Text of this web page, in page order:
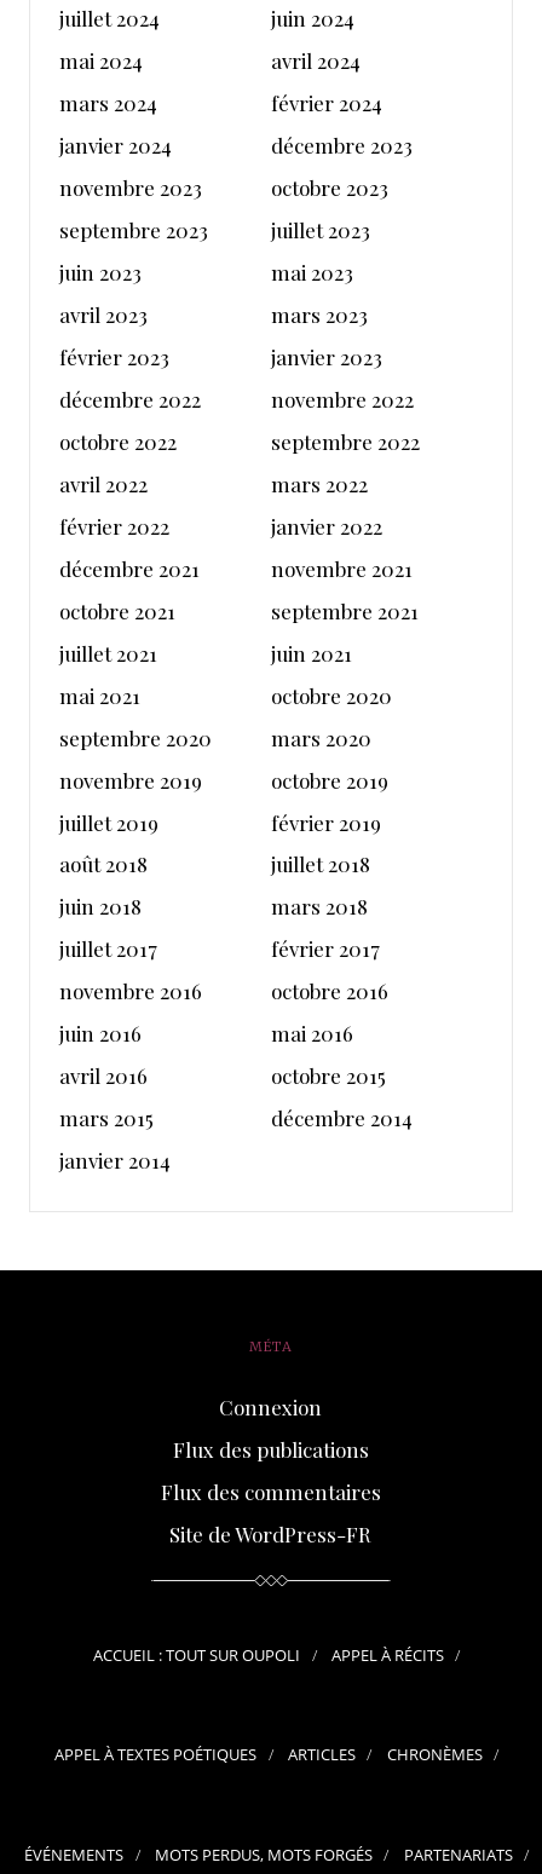
juillet 2024
juin 2024
mai 2024
avril 2024
mars 2024
février 2024
janvier 2024
décembre 2023
novembre 2023
octobre 2023
septembre 2023
juillet 2023
juin 2023
mai 2023
avril 2023
mars 2023
février 2023
janvier 2023
décembre 2022
novembre 2022
octobre 2022
septembre 2022
avril 2022
mars 2022
février 2022
janvier 2022
décembre 2021
novembre 2021
octobre 2021
septembre 2021
juillet 2021
juin 2021
mai 2021
octobre 2020
septembre 2020
mars 2020
novembre 2019
octobre 2019
juillet 2019
février 2019
août 2018
juillet 2018
juin 2018
mars 2018
juillet 2017
février 2017
novembre 2016
octobre 2016
juin 2016
mai 2016
avril 2016
octobre 2015
mars 2015
décembre 2014
janvier 2014
MÉTA
Connexion
Flux des publications
Flux des commentaires
Site de WordPress-FR
ACCUEIL : TOUT SUR OUPOLI APPEL À RÉCITS
APPEL À TEXTES POÉTIQUES ARTICLES CHRONÈMES
ÉVÉNEMENTS MOTS PERDUS, MOTS FORGÉS PARTENARIATS